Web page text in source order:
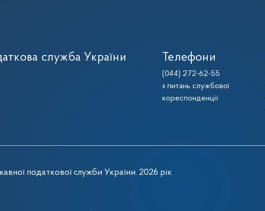
служба України Телефони
(044) 272-62-55
з питань службової
кореспонденції
податкової служби України. 2026 рік